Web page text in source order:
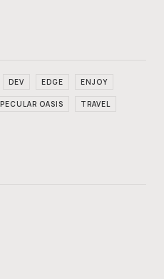
DEV EDGE ENJOY
OASIS TRAVEL